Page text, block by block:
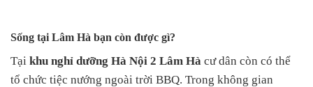
Sống tại Lâm Hà bạn còn được gì?
Tại khu nghỉ dưỡng Hà Nội 2 Lâm Hà cư dân còn có thể
tổ chức tiệc nướng ngoài trời BBQ. Trong không gian